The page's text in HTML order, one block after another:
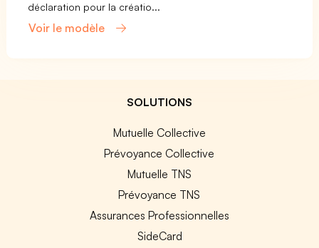
déclaration pour la créatio...
Voir le modèle
SOLUTIONS
Mutuelle Collective
Prévoyance Collective
Mutuelle TNS
Prévoyance TNS
Assurances Professionnelles
SideCard